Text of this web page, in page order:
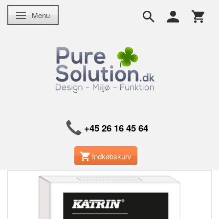
Skifte navigation
Menu
+45 26 16 45 64
Indkøbskurv